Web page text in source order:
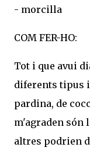
- morcilla
COM FER-HO:
Tot i que avui
diferents tipus
pardina, de
m'agraden són
altres podrien